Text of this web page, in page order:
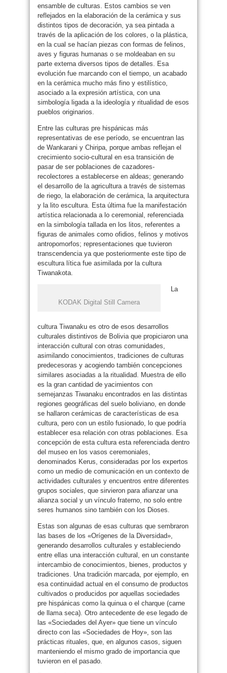
ensamble de culturas. Estos cambios se ven
reflejados en la elaboración de la cerámica y sus
distintos tipos de decoración, ya sea pintada a
través de la aplicación de los colores, o la plástica,
en la cual se hacían piezas con formas de felinos,
aves y figuras humanas o se moldeaban en su
parte externa diversos tipos de detalles. Esa
evolución fue marcando con el tiempo, un acabado
en la cerámica mucho más fino y estilístico,
asociado a la expresión artística, con una
simbología ligada a la ideología y ritualidad de esos
pueblos originarios.
Entre las culturas pre hispánicas más
representativas de ese período, se encuentran las
de Wankarani y Chiripa, porque ambas reflejan el
crecimiento socio-cultural en esa transición de
pasar de ser poblaciones de cazadores-
recolectores a establecerse en aldeas; generando
el desarrollo de la agricultura a través de sistemas
de riego, la elaboración de cerámica, la arquitectura
y la lito escultura. Esta última fue la manifestación
artística relacionada a lo ceremonial, referenciada
en la simbología tallada en los litos, referentes a
figuras de animales como ofidios, felinos y motivos
antropomorfos; representaciones que tuvieron
transcendencia ya que posteriormente este tipo de
escultura lítica fue asimilada por la cultura
Tiwanakota.
KODAK Digital Still Camera
La
cultura Tiwanaku es otro de esos desarrollos
culturales distintivos de Bolivia que propiciaron una
interacción cultural con otras comunidades,
asimilando conocimientos, tradiciones de culturas
predecesoras y acogiendo también concepciones
similares asociadas a la ritualidad. Muestra de ello
es la gran cantidad de yacimientos con
semejanzas Tiwanaku encontrados en las distintas
regiones geográficas del suelo boliviano, en donde
se hallaron cerámicas de características de esa
cultura, pero con un estilo fusionado, lo que podría
establecer esa relación con otras poblaciones. Esa
concepción de esta cultura esta referenciada dentro
del museo en los vasos ceremoniales,
denominados Kerus, consideradas por los expertos
como un medio de comunicación en un contexto de
actividades culturales y encuentros entre diferentes
grupos sociales, que sirvieron para afianzar una
alianza social y un vínculo fraterno, no solo entre
seres humanos sino también con los Dioses.
Estas son algunas de esas culturas que sembraron
las bases de los «Orígenes de la Diversidad»,
generando desarrollos culturales y estableciendo
entre ellas una interacción cultural, en un constante
intercambio de conocimientos, bienes, productos y
tradiciones. Una tradición marcada, por ejemplo, en
esa continuidad actual en el consumo de productos
cultivados o producidos por aquellas sociedades
pre hispánicas como la quinua o el charque (carne
de llama seca). Otro antecedente de ese legado de
las «Sociedades del Ayer» que tiene un vínculo
directo con las «Sociedades de Hoy», son las
prácticas rituales, que, en algunos casos, siguen
manteniendo el mismo grado de importancia que
tuvieron en el pasado.